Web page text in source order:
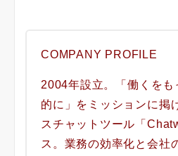
COMPANY PROFILE
2004年設立。「働くをも
的に」をミッションに掲
スチャットツール「
ス。業務の効率化と会社